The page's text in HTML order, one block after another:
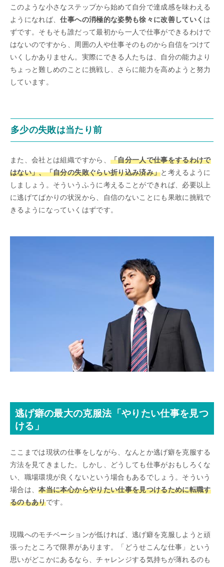
このような小さなステップから始めて自分で達成感を味わえる
ようになれば、仕事への消極的な姿勢も徐々に改善していく は
ずです。そもそも誰だって最初から一人で仕事ができるわけで
はないのですから、周囲の人や仕事そのものから自信をつけて
いくしかありません。実際にできる人たちは、自分の能力より
ちょっと難しめのことに挑戦し、さらに能力を高めようと努力
しています。
多少の失敗は当たり前
また、会社とは組織ですから、 「自分一人で仕事をするわけで
はない」、「自分の失敗ぐらい折り込み済み」と考えるように
しましょう。そういうふうに考えることができれば、必要以上
に逃げてばかりの状況から、自信のないことにも果敢に挑戦で
きるようになっていくはずです。
逃げ癖の最大の克服法「やりたい仕事を見つ
ける」
ここまでは現状の仕事をしながら、なんとか逃げ癖を克服する
方法を見てきました。しかし、どうしても仕事がおもしろくな
い、職場環境が良くないという場合もあるでしょう。そういう
場合は、本当に本心からやりたい仕事を見つけるために転職す
るのもありです。
現職へのモチベーションが低ければ、逃げ癖を克服しようと頑
張ったところで限界があります。「どうせこんな仕事」という
思いがどこかにあるなら、チャレンジする気持ちが薄れるのも